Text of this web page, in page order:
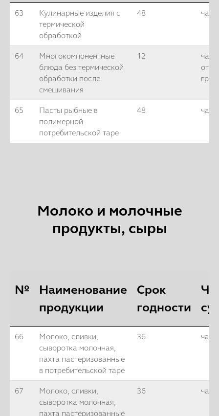
63
Кулинарные изделия с
термической
обработкой
48
64
Многокомпонентные
блюда без термической
обработки после
смешивания
12
от -
65
Пасты рыбные в
полимерной
потребительской таре
48
Молоко и молочные
продукты, сыры
№
Наименование
продукции
Срок
годности
66
Молоко, сливки,
сыворотка молочная,
пахта пастеризованные
в потребительской таре
36
67
Молоко, сливки,
сыворотка молочная,
пахта пастеризованные
36